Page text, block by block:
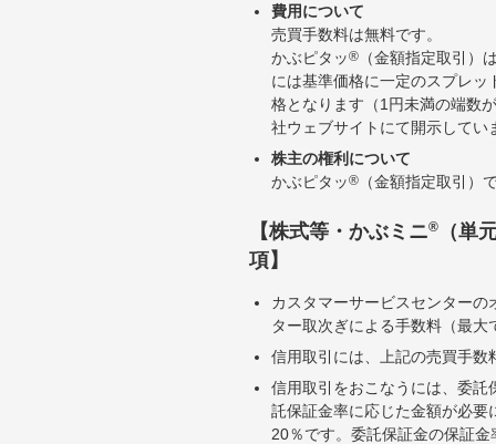
費用について
売買手数料は無料です。
かぶピタッ®
（金額指定取引）
には基準価格に一定のスプレ
格となります（1円未満の端数
社ウェブサイトにて開示して
株主の権利について
かぶピタッ® （金額指定取引）
【株式等・かぶミニ®
（単
項】
カスタマーサービスセンター
ター取次ぎによる手数料（最
信用取引には、上記の売買手
信用取引をおこなうには、委
託保証金率に応じた金額が必
20％です。委託保証金の保証